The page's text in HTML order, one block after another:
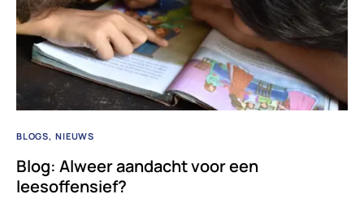
BLOGS NIEUWS
Blog: Alweer aandacht voor een
leesoffensief?